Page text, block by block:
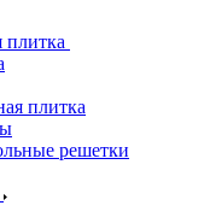
плитка
плитка
решетки